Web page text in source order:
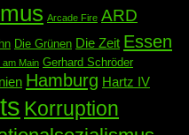
Arcade Fire ARD
Die Grünen Die Zeit Essen
am Main Gerhard Schröder
Hamburg Hartz IV
Korruption